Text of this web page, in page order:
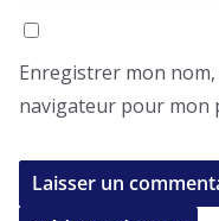
Enregistrer mon
navigateur pour mon